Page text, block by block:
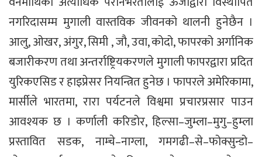
नगरिदासम्म मुगाली वास्तविक जीवनको थालनी हुनेछैन ।
आलु, ओखर, अंगुर, सिमी , जौ, उवा, कोदो, फापरको अर्गानिक
बजारीकरण तथा अन्तर्राष्ट्रियकरणले मुगाली फापरद्वारा प्रदित
युरिकएसिड र हाइप्रेसर नियन्त्रित हुनेछ । फापरले अमेरिकामा,
मार्सीले भारतमा, रारा पर्यटनले विश्वमा प्रचारप्रसार पाउन
आवश्यक छ । कर्णाली करिडोर, हिल्सा–जुम्ला–मुगु–हुम्ला
प्रस्तावित सडक, नाम्चे–नाग्ला, गमगढी–से–फोक्सुन्डो–